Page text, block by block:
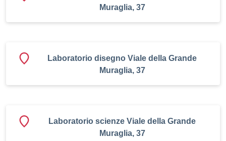
Muraglia, 37
Laboratorio disegno Viale della Grande
Muraglia, 37
Laboratorio scienze Viale della Grande
Muraglia, 37